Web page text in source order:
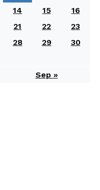
14 15
16
21 22
23
28 29
30
Sep »